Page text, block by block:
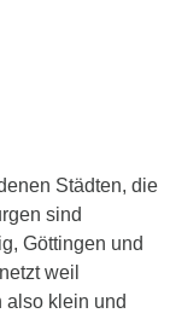
Städten, die
sind
Göttingen und
weil
also klein und